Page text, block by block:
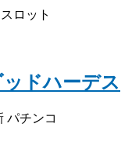
スロット
ドハーデス
パチンコ